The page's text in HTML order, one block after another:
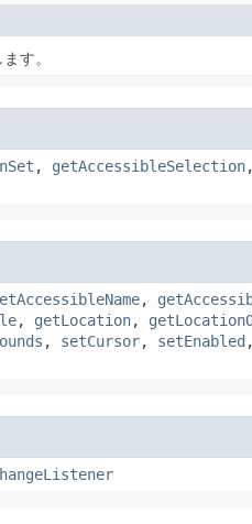
す。
, getAccessibleSelection
,
, getLocation,
, setCursor, setEnabled